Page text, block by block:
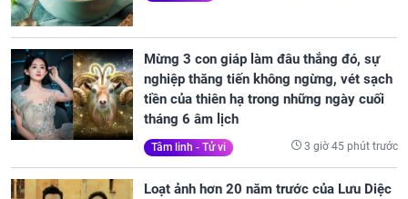
Mừng 3 con giáp làm đâu thắng đó, sự
nghiệp thăng tiến không ngừng, vét sạch
tiền của thiên hạ trong những ngày cuối
tháng 6 âm lịch
Tâm linh - Tử vi 3 giờ 45 phút trước
Loạt ảnh hơn 20 năm trước của Lưu Diệc